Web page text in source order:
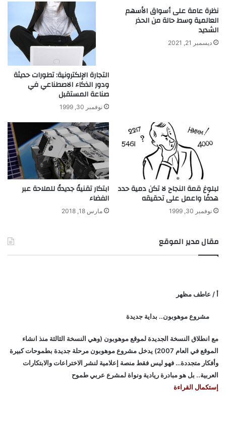
نظرة عامة على أسواق الأسهم
العالمية وسط حالة من الحذر
الشديد
ديسمبر 21, 2021
التجارة الإلكترونية: تطورات حديثة
ودور الذكاء الاصطناعي في
صناعة المستقبل
نوفمبر 30, 1999
لبلوغ قمة النجاح لا تكن دمية حدد
هدفًا واعمل على تحقيقه
نوفمبر 30, 1999
ابتكار تقنيةً جديدةً للملاحة عبر
الفضاء
مارس 18, 2018
مقال مدير الموقع
أ / عاطف مظهر
مشروع موهوبون.. بداية جديدة
مع انطلاق النسخة الجديدة لموقع موهوبون (وهي النسخة الثالثة منذ انشاء
الموقع في العام 2007) يدخل مشروع موهوبون مرحلة جديدة بطموحات كبيرة
وأفكار متجددة… فهو ليس فقط منصة إعلامية لنشر الاختراعات والابتكارات
العربية.. بل هو مبادرة ريادية ونواة لمشرع عربي طموح
إستكمال القراءة